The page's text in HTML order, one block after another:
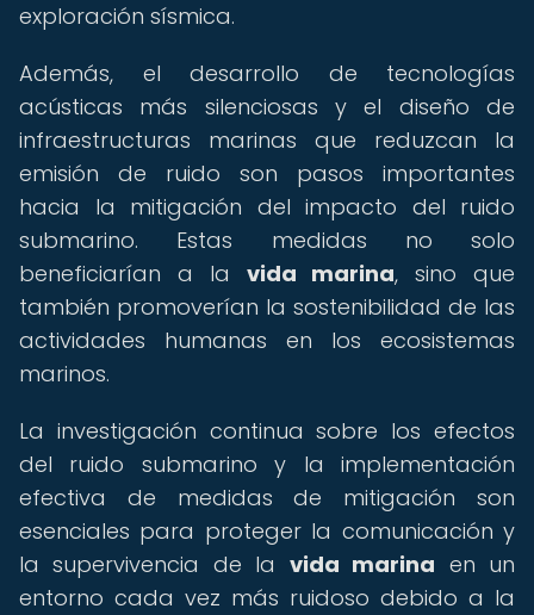
exploración sísmica.
Además, el desarrollo de tecnologías
acústicas más silenciosas y el diseño de
infraestructuras marinas que reduzcan la
emisión de ruido son pasos importantes
hacia la mitigación del impacto del ruido
submarino. Estas medidas no solo
beneficiarían a la vida marina, sino que
también promoverían la sostenibilidad de las
actividades humanas en los ecosistemas
marinos.
La investigación continua sobre los efectos
del ruido submarino y la implementación
efectiva de medidas de mitigación son
esenciales para proteger la comunicación y
la supervivencia de la vida marina en un
entorno cada vez más ruidoso debido a la